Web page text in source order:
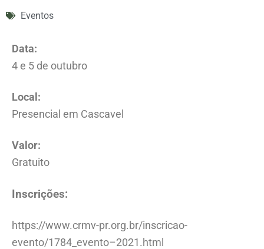
Eventos
Data:
4 e 5 de outubro
Local:
Presencial em Cascavel
Valor:
Gratuito
Inscrições:
https://www.crmv-pr.org.br/inscricao-
evento/1784_evento–2021.html